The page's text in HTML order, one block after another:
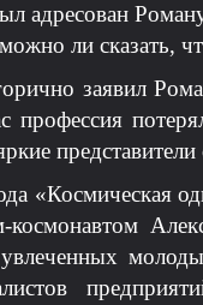
адресован
ли сказать,
заявил
профессия
«Космическая
космонавтом